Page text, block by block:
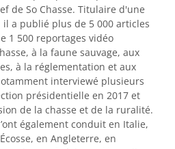
de So Chasse. Titulaire d'une
il a publié plus de 5 000 articles
1 500 reportages vidéo
à la faune sauvage, aux
à la réglementation et aux
interviewé plusieurs
présidentielle en 2017 et
de la chasse et de la ruralité.
également conduit en Italie,
en Angleterre, en